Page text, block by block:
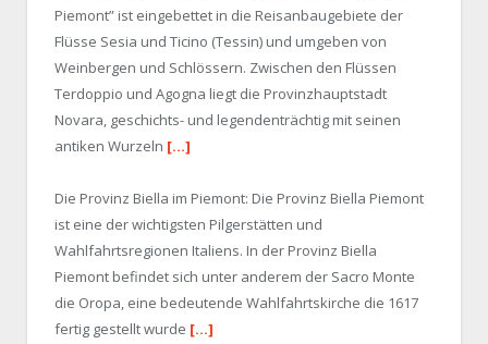
Piemont” ist eingebettet in die Reisanbaugebiete der
Flüsse Sesia und Ticino (Tessin) und umgeben von
Weinbergen und Schlössern. Zwischen den Flüssen
Terdoppio und Agogna liegt die Provinzhauptstadt
Novara, geschichts- und legendenträchtig mit seinen
antiken Wurzeln […]
Die Provinz Biella im Piemont: Die Provinz Biella Piemont
ist eine der wichtigsten Pilgerstätten und
Wahlfahrtsregionen Italiens. In der Provinz Biella
Piemont befindet sich unter anderem der Sacro Monte
die Oropa, eine bedeutende Wahlfahrtskirche die 1617
fertig gestellt wurde […]